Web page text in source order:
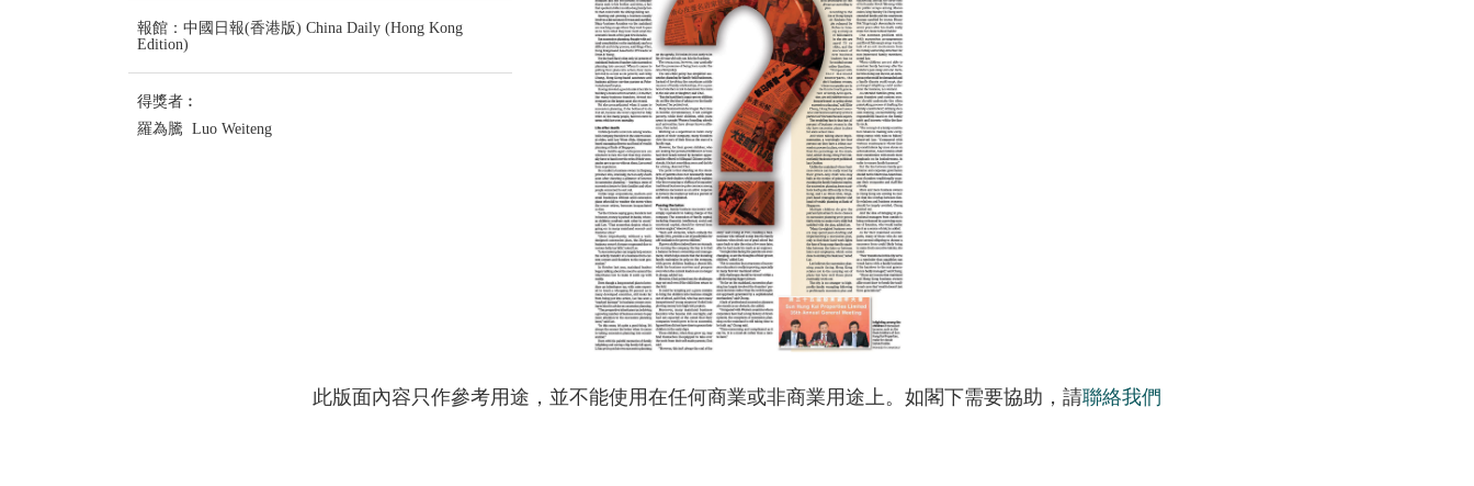
報館：中國日報(香港版) China Daily (Hong Kong
Edition)
得獎者︰
羅為騰 Luo Weiteng
此版面內容只作參考用途，並不能使用在任何商業或非商業用途上。如閣下需要協助，請聯絡我們